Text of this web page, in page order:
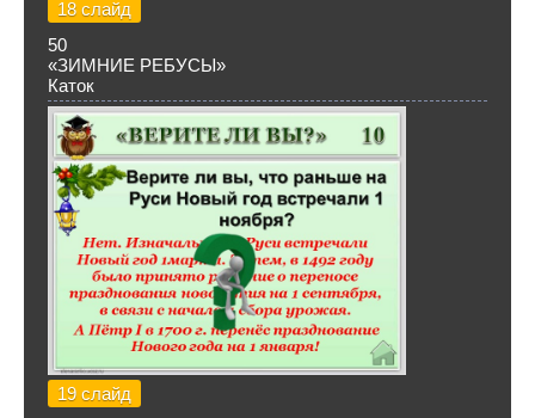
18 слайд
50
«ЗИМНИЕ РЕБУСЫ»
Каток
19 слайд